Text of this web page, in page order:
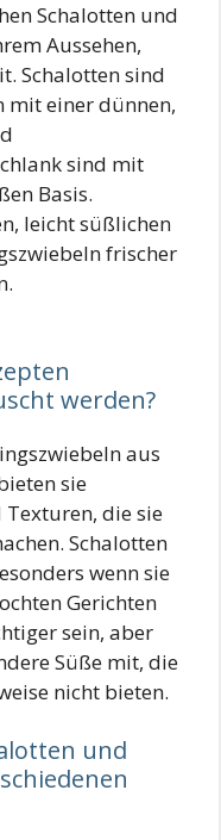
Schalotten und
Aussehen,
Schalotten sind
mit einer dünnen,
sind mit
Basis.
leicht süßlichen
frischer
werden?
aus
sie
die sie
Schalotten
wenn sie
Gerichten
sein, aber
Süße mit, die
nicht bieten.
und